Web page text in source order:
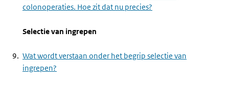
colonoperaties. Hoe zit dat nu precies?
Selectie van ingrepen
Wat wordt verstaan onder het begrip selectie van
ingrepen?